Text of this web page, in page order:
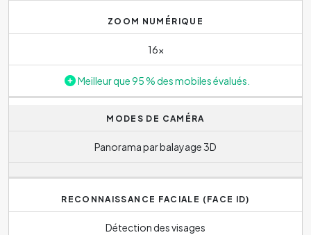
ZOOM NUMÉRIQUE
16x
Meilleur que 95 % des mobiles évalués.
MODES DE CAMÉRA
Panorama par balayage 3D
RECONNAISSANCE FACIALE (FACE ID)
Détection des visages